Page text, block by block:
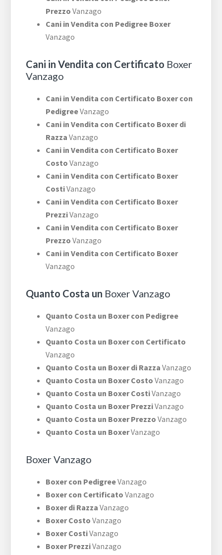
Prezzo Vanzago
Cani in Vendita con Pedigree Boxer
Vanzago
Cani in Vendita con Certificato Boxer
Vanzago
Cani in Vendita con Certificato Boxer con
PedigreeVanzago
Cani in Vendita con Certificato Boxer di
Razza Vanzago
Cani in Vendita con Certificato Boxer
Costo Vanzago
Cani in Vendita con Certificato Boxer
CostiVanzago
Cani in Vendita con Certificato Boxer
PrezziVanzago
Cani in Vendita con Certificato Boxer
Prezzo Vanzago
Cani in Vendita con Certificato Boxer
Vanzago
Quanto Costa un Boxer Vanzago
Quanto Costa un Boxer con Pedigree
Vanzago
Quanto Costa un Boxer con Certificato
Vanzago
Quanto Costa un Boxer di Razza Vanzago
Quanto Costa un Boxer Costo Vanzago
Quanto Costa un Boxer CostiVanzago
Quanto Costa un Boxer PrezziVanzago
Quanto Costa un Boxer Prezzo Vanzago
Quanto Costa un BoxerVanzago
Boxer Vanzago
Boxer con PedigreeVanzago
Boxer con Certificato Vanzago
Boxer di Razza Vanzago
Boxer Costo Vanzago
Boxer CostiVanzago
Boxer PrezziVanzago